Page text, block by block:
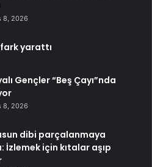
8, 2026
yarattı
Gençler “Beş Çayı”nda
8, 2026
dibi parçalanmaya
İzlemek için kıtalar aşıp